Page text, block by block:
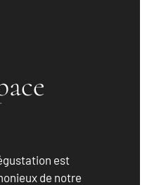
est
de notre